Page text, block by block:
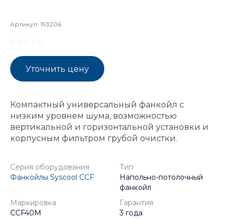
Артикул: 193206
Уточнить цену
Компактный универсальный фанкойл с
низким уровнем шума, возможностью
вертикальной и горизонтальной установки и
корпусным фильтром грубой очистки.
Серия оборудования
Фанкойлы Syscool CCF
Тип
Напольно-потолочный
фанкойл
Маркировка
CCF40M
Гарантия
3 года